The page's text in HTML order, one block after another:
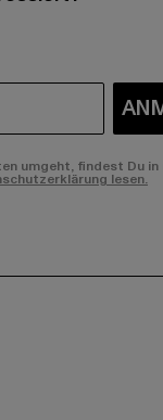
umgeht, findest Du
lesen.